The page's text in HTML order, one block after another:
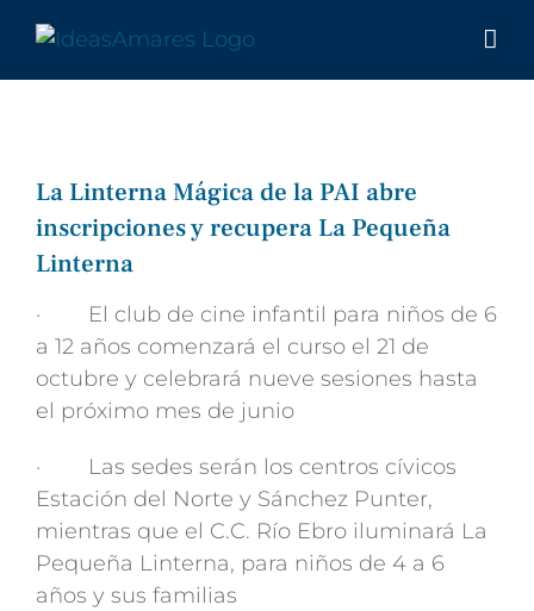
contenido
La Linterna Mágica de la PAI abre
inscripciones y recupera La Pequeña
Linterna
· El club de cine infantil para niños de 6
a 12 años comenzará el curso el 21 de
octubre y celebrará nueve sesiones hasta
el próximo mes de junio
· Las sedes serán los centros cívicos
Estación del Norte y Sánchez Punter,
mientras que el C.C. Río Ebro iluminará La
Pequeña Linterna, para niños de 4 a 6
años y sus familias